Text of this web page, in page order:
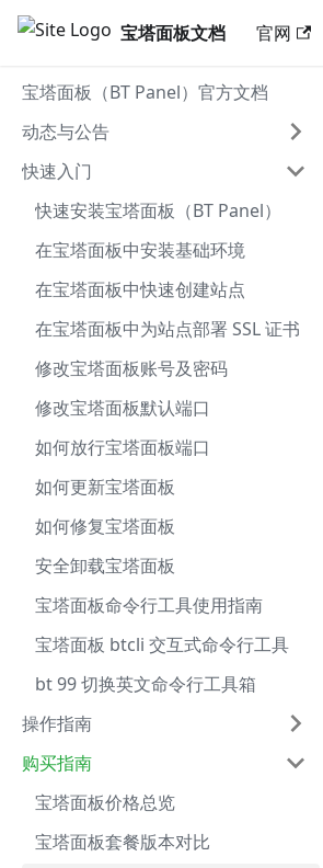
宝塔面板文档 官网
宝塔面板（BT Panel）官方文档
动态与公告
快速入门
快速安装宝塔面板（BT Panel）
在宝塔面板中安装基础环境
在宝塔面板中快速创建站点
在宝塔面板中为站点部署 SSL 证书
修改宝塔面板账号及密码
修改宝塔面板默认端口
如何放行宝塔面板端口
如何更新宝塔面板
如何修复宝塔面板
安全卸载宝塔面板
宝塔面板命令行工具使用指南
宝塔面板 btcli 交互式命令行工具
bt 99 切换英文命令行工具箱
操作指南
购买指南
宝塔面板价格总览
宝塔面板套餐版本对比